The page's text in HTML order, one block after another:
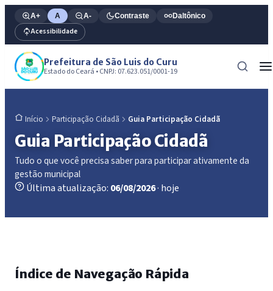
A+ A A- Contraste Daltônico
Acessibilidade
Prefeitura de São Luis do Curu
Estado do Ceará • CNPJ: 07.623.051/0001-19
Início Participação Cidadã Guia Participação Cidadã
Guia Participação Cidadã
Tudo o que você precisa saber para participar ativamente da
gestão municipal
Última atualização: 06/08/2026· hoje
Índice de Navegação Rápida